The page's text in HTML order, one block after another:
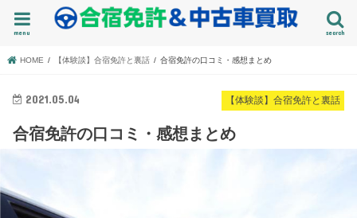
search
menu
HOME 【体験談】合宿免許と裏話 合宿免許の口コミ・感想まとめ
【体験談】合宿免許と裏話
2021.05.04
合宿免許の口コミ・感想まとめ